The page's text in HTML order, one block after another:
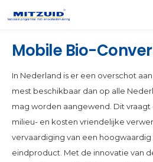
Mobile Bio-
In Nederland is er een overschot
mest beschikbaar dan op alle
mag worden aangewend. Dit vraagt
milieu- en kosten vriendelijke
vervaardiging van een
eindproduct. Met de innovatie van